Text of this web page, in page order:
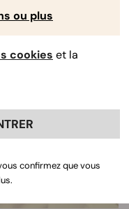
ou plus
cookies et la
confirmez que vous